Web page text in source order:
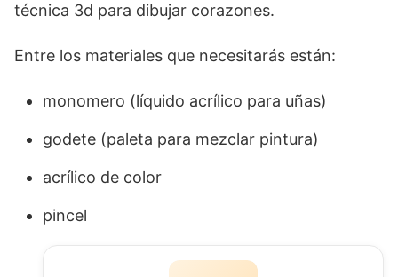
técnica 3d para dibujar corazones.
Entre los materiales que necesitarás están:
monomero (líquido acrílico para uñas)
godete (paleta para mezclar pintura)
acrílico de color
pincel